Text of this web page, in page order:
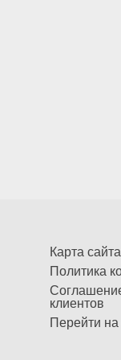
Карта сайта
Политика
клиентов
Перейти